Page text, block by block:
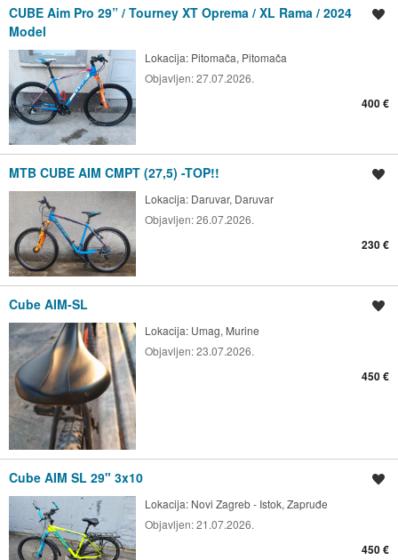
CUBE Aim Pro 29” / Tourney XT Oprema / XL Rama / 2024
Model
Lokacija: Pitomača, Pitomača
Objavljen:27.07.2026.
400 €
MTB CUBE AIM CMPT (27,5) -TOP!!
Lokacija: Daruvar, Daruvar
Objavljen:26.07.2026.
230 €
Cube AIM-SL
Lokacija: Umag, Murine
Objavljen:23.07.2026.
450 €
Cube AIM SL 29" 3x10
Lokacija: Novi Zagreb - Istok, Zapruđe
Objavljen:21.07.2026.
450 €